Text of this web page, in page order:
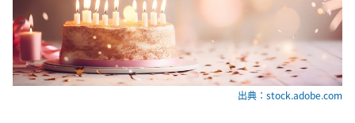
出典：stock.adobe.com